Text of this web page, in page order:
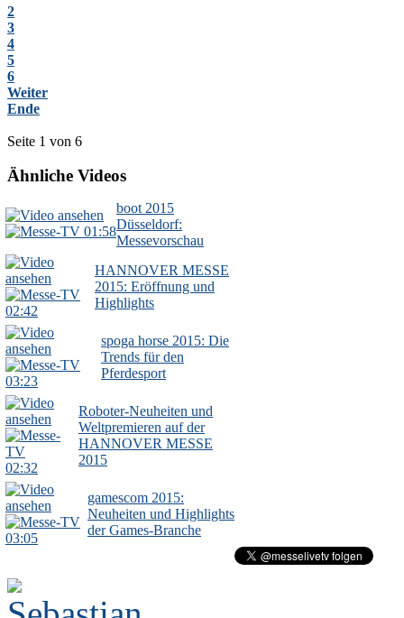
2
3
4
5
6
Weiter
Ende
Seite 1 von 6
Ähnliche Videos
01:58
boot 2015
Düsseldorf:
Messevorschau
02:42
HANNOVER MESSE
2015: Eröffnung und
Highlights
03:23
spoga horse 2015: Die
Trends für den
Pferdesport
02:32
Roboter-Neuheiten und
Weltpremieren auf der
HANNOVER MESSE
2015
03:05
gamescom 2015:
Neuheiten und Highlights
der Games-Branche